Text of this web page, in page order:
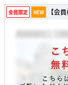
会員限定 NEW 【会